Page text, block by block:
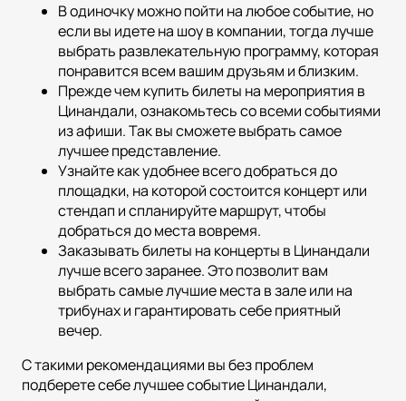
В одиночку можно пойти на любое событие, но
если вы идете на шоу в компании, тогда лучше
выбрать развлекательную программу, которая
понравится всем вашим друзьям и близким.
Прежде чем купить билеты на мероприятия в
Цинандали, ознакомьтесь со всеми событиями
из афиши. Так вы сможете выбрать самое
лучшее представление.
Узнайте как удобнее всего добраться до
площадки, на которой состоится концерт или
стендап и спланируйте маршрут, чтобы
добраться до места вовремя.
Заказывать билеты на концерты в Цинандали
лучше всего заранее. Это позволит вам
выбрать самые лучшие места в зале или на
трибунах и гарантировать себе приятный
вечер.
С такими рекомендациями вы без проблем
подберете себе лучшее событие Цинандали,